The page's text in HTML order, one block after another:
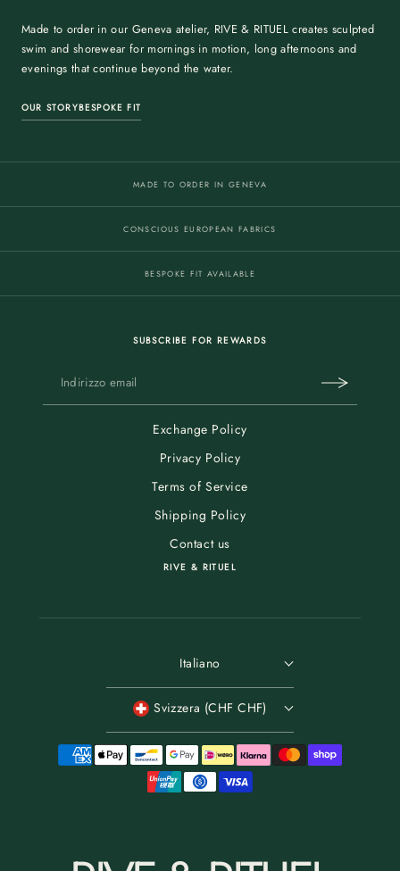
Made to order in our Geneva atelier, RIVE & RITUEL creates sculpted
swim and shorewear for mornings in motion, long afternoons and
evenings that continue beyond the water.
OUR STORYBESPOKE FIT
MADE TO ORDER IN GENEVA
CONSCIOUS EUROPEAN FABRICS
BESPOKE FIT AVAILABLE
SUBSCRIBE FOR REWARDS
Exchange Policy
Privacy Policy
Terms of Service
Shipping Policy
Contact us
RIVE & RITUEL
Italiano
Svizzera (CHF CHF)